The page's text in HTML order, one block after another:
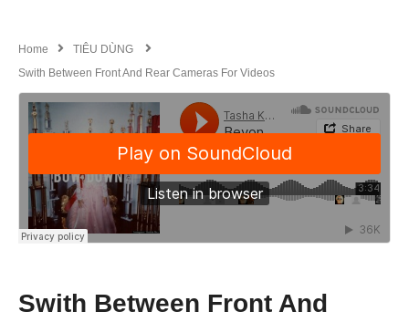
Home
TIÊU DÙNG
Swith Between Front And Rear Cameras For Videos
Swith Between Front And